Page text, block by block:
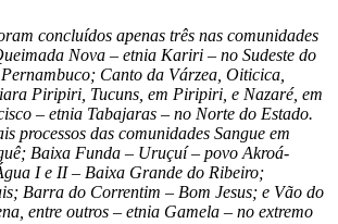
concluídos apenas três nas comunidades
Nova – etnia Kariri – no Sudeste do
Canto da Várzea, Oiticica,
Piripiri, Tucuns, em Piripiri, e Nazaré, em
– etnia Tabajaras – no Norte do Estado.
processos das comunidades Sangue em
Baixa Funda – Uruçuí – povo Akroá-
I e II – Baixa Grande do Ribeiro;
Barra do Correntim – Bom Jesus; e Vão do
entre outros – etnia Gamela – no extremo